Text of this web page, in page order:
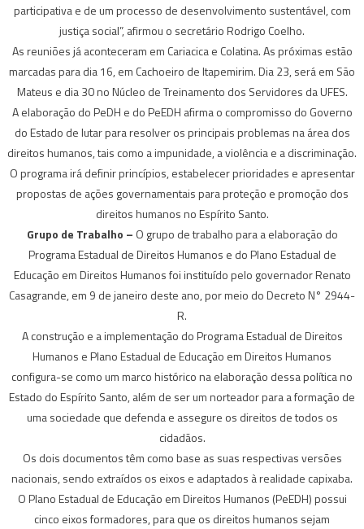
participativa e de um processo de desenvolvimento sustentável, com
justiça social”, afirmou o secretário Rodrigo Coelho.
As reuniões já aconteceram em Cariacica e Colatina. As próximas estão
marcadas para dia 16, em Cachoeiro de Itapemirim. Dia 23, será em São
Mateus e dia 30 no Núcleo de Treinamento dos Servidores da UFES.
A elaboração do PeDH e do PeEDH afirma o compromisso do Governo
do Estado de lutar para resolver os principais problemas na área dos
direitos humanos, tais como a impunidade, a violência e a discriminação.
O programa irá definir princípios, estabelecer prioridades e apresentar
propostas de ações governamentais para proteção e promoção dos
direitos humanos no Espírito Santo.
Grupo de Trabalho – O grupo de trabalho para a elaboração do
Programa Estadual de Direitos Humanos e do Plano Estadual de
Educação em Direitos Humanos foi instituído pelo governador Renato
Casagrande, em 9 de janeiro deste ano, por meio do Decreto N° 2944-
R.
A construção e a implementação do Programa Estadual de Direitos
Humanos e Plano Estadual de Educação em Direitos Humanos
configura-se como um marco histórico na elaboração dessa política no
Estado do Espírito Santo, além de ser um norteador para a formação de
uma sociedade que defenda e assegure os direitos de todos os
cidadãos.
Os dois documentos têm como base as suas respectivas versões
nacionais, sendo extraídos os eixos e adaptados à realidade capixaba.
O Plano Estadual de Educação em Direitos Humanos (PeEDH) possui
cinco eixos formadores, para que os direitos humanos sejam